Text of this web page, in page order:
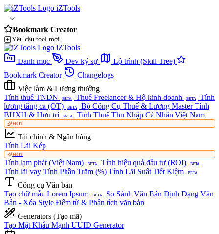
iZTools
Bookmark Creator
Yêu cầu tool mới
iZTools
Danh mục
Dev ký sự
Lộ trình (Skill Tree)
Bookmark Creator
Changelogs
Việc làm & Lương thưởng
Tính thuế TNDN
BETA Thuế Freelancer & Hộ kinh doanh BETA
Tính
lương tăng ca (OT)
BETA Bộ Công Cụ Thuế & Lương MasterTính
BHXH & Hưu trí
BETA Tính Thuế Thu Nhập Cá Nhân Việt Nam
HOT
Tài chính & Ngân hàng
Tính Lãi Kép
HOT
Tính lạm phát (Việt Nam) BETA Tính hiệu quả đầu tư (ROI) BETA
Tính lãi vay Tính Phần Trăm (%) Tính Lãi Suất Tiết Kiệm BETA
Công cụ Văn bản
Tạo chữ mẫu Lorem Ipsum
BETA So Sánh Văn Bản Định Dạng Văn
Bản - Xóa Style Đếm từ & Phân tích văn bản
Generators (Tạo mã)
Tạo Mật Khẩu Mạnh UUID Generator